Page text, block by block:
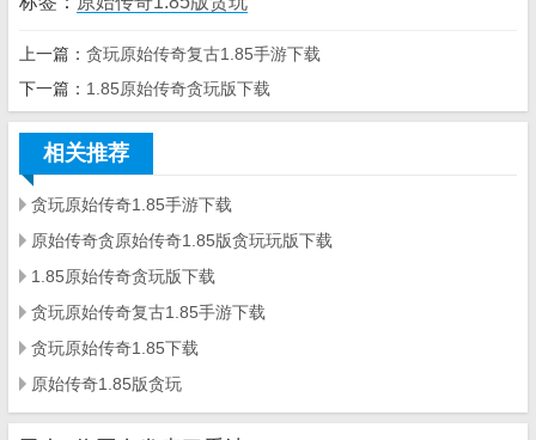
上一篇： 贪玩原始传奇复古1.85手游下载
下一篇： 1.85原始传奇贪玩版下载
相关推荐
贪玩原始传奇1.85手游下载
原始传奇贪原始传奇1.85版贪玩玩版下载
1.85原始传奇贪玩版下载
贪玩原始传奇复古1.85手游下载
贪玩原始传奇1.85下载
原始传奇1.85版贪玩